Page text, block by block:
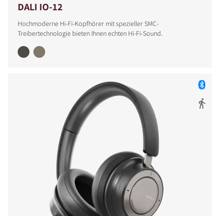
DALI IO-12
Hochmoderne Hi-Fi-Kopfhörer mit spezieller SMC-
Treibertechnologie bieten Ihnen echten Hi-Fi-Sound.